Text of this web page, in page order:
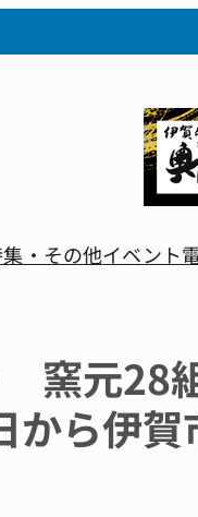
・その他イベント
窯元28
ら伊賀